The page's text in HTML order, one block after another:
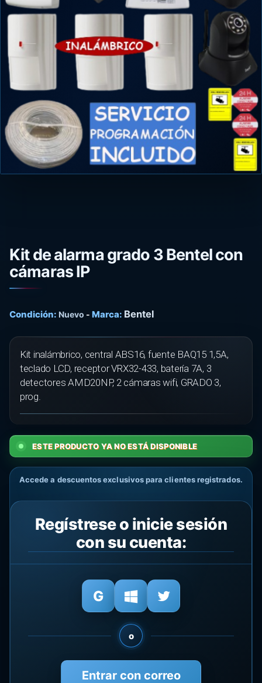
Kit de alarma grado 3 Bentel con
cámaras IP
Condición: Nuevo - Marca: Bentel
Kit inalámbrico, central ABS16, fuente BAQ15 1,5A,
teclado LCD, receptor VRX32-433, batería 7A, 3
detectores AMD20NP, 2 cámaras wifi, GRADO 3,
prog.
ESTE PRODUCTO YA NO ESTÁ DISPONIBLE
Accede a descuentos exclusivos para clientes registrados.
Regístrese o inicie sesión
con su cuenta:
o
Entrar con correo